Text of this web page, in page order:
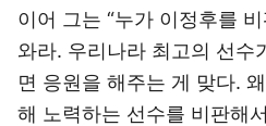
이어 그는 “누가 이정후를
와라. 우리나라 최고의 선수
면 응원을 해주는 게 맞다.
해 노력하는 선수를 비판해